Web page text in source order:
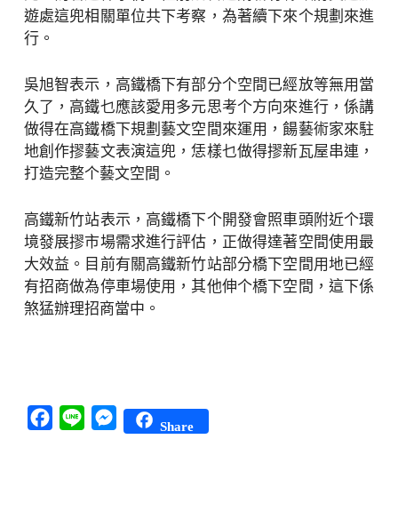
遊處這兜相關單位共下考察，為著續下來个規劃來進
行。
吳旭智表示，高鐵橋下有部分个空間已經放等無用當
久了，高鐵乜應該愛用多元思考个方向來進行，係講
做得在高鐵橋下規劃藝文空間來運用，餳藝術家來駐
地創作摎藝文表演這兜，恁樣乜做得摎新瓦屋串連，
打造完整个藝文空間。
高鐵新竹站表示，高鐵橋下个開發會照車頭附近个環
境發展摎市場需求進行評估，正做得達著空間使用最
大效益。目前有關高鐵新竹站部分橋下空間用地已經
有招商做為停車場使用，其他伸个橋下空間，這下係
煞猛辦理招商當中。
Facebook
Line Messenger
Share